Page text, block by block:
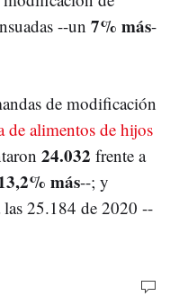
--un 7% más-
de modificación
de alimentos de hijos
24.032 frente a
más--; y
las 25.184 de 2020 --